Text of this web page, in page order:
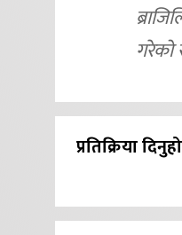
गरेको
प्रतिक्रिया